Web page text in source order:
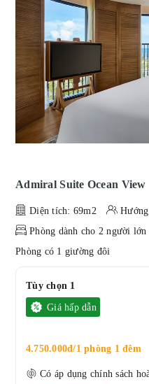
Admiral Suite Ocean View
Diện tích: 69m2
Phòng dành cho 2 người
Phòng có 1 giường đôi
Tùy chọn 1
Giá hấp dẫn
4.750.000đ/1 phòng 1 đêm
Có áp dụng chính sách